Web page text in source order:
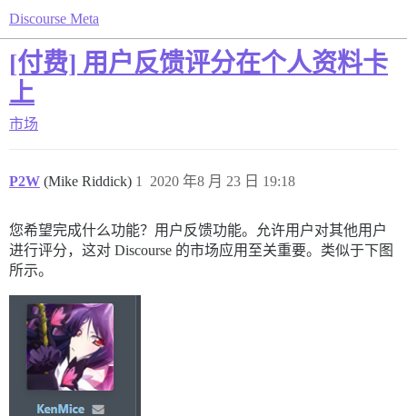
Discourse Meta
[付费] 用户反馈评分在个人资料卡
上
市场
P2W (Mike Riddick) 2020 年8 月 23 日 19:18
1
您希望完成什么功能？用户反馈功能。允许用户对其他用户
进行评分，这对 Discourse 的市场应用至关重要。类似于下图
所示。